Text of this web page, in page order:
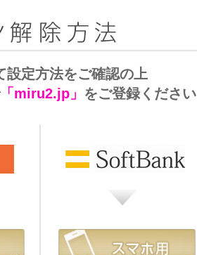
設定方法をご確認の上
「miru2.jp」 をご登録ください